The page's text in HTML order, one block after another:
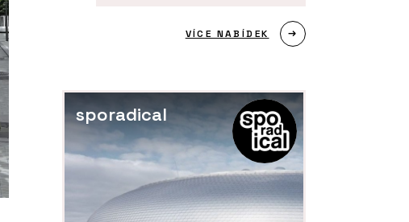
VÍCE NABÍDEK
sporadical